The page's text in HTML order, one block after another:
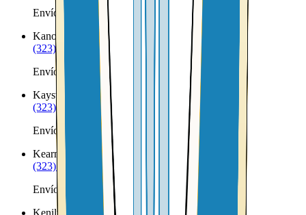
Envíos a Nicaragua desde Kanab
Kanosh
(323) 953-8100
Envíos a Nicaragua desde Kanosh
Kaysville
(323) 953-8100
Envíos a Nicaragua desde Kaysville
Kearns
(323) 953-8100
Envíos a Nicaragua desde Kearns